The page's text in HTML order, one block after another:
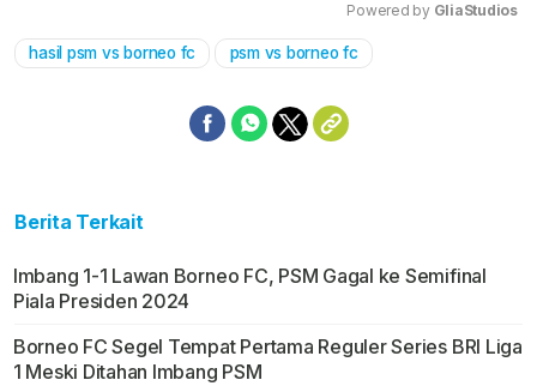
Powered by GliaStudios
hasil psm vs borneo fc psm vs borneo fc
Berita Terkait
Imbang 1-1 Lawan Borneo FC, PSM Gagal ke Semifinal
Piala Presiden 2024
Borneo FC Segel Tempat Pertama Reguler Series BRI Liga
1 Meski Ditahan Imbang PSM